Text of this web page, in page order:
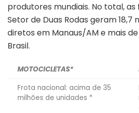
produtores mundiais. No total,
Setor de Duas Rodas geram 18,7
diretos em Manaus/AM e mais
Brasil.
MOTOCICLETAS*
Frota nacional: acima de 35
milhões de unidades *